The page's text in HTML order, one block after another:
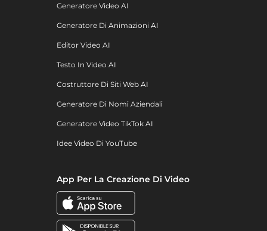
Generatore Video AI
Generatore Di Animazioni AI
Editor Video AI
Testo In Video AI
Costruttore Di Siti Web AI
Generatore Di Nomi Aziendali
Generatore Video TikTok AI
Idee Video Di YouTube
App Per La Creazione Di Video